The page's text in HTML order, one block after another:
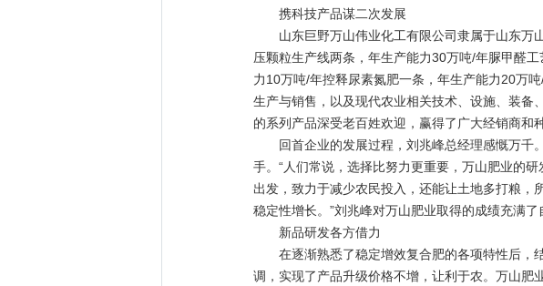
携科技产品谋二次发展
山东巨野万山伟业化工有限公司隶属于山东万
压颗粒生产线两条，年生产能力30万吨/年脲甲醛
力10万吨/年控释尿素氮肥一条，年生产能力20万
生产与销售，以及现代农业相关技术、设施、装备
的系列产品深受老百姓欢迎，赢得了广大经销商和
回首企业的发展过程，刘兆峰总经理感慨万千
手。“人们常说，选择比努力更重要，万山肥业的
出发，致力于减少农民投入，还能让土地多打粮，
稳定性增长。”刘兆峰对万山肥业取得的成绩充满了
新品研发各方借力
在逐渐熟悉了稳定增效复合肥的各项特性后，
调，实现了产品升级价格不增，让利于农。万山肥